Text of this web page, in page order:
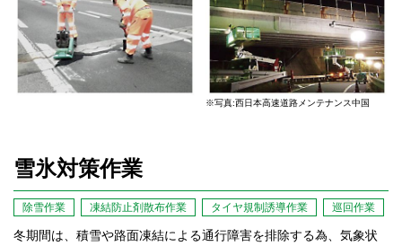
※写真:西日本高速道路メンテナンス中国
雪氷対策作業
除雪作業 凍結防止剤散布作業 タイヤ規制誘導作業 巡回作業
冬期間は、積雪や路面凍結による通行障害を排除する為、気象状